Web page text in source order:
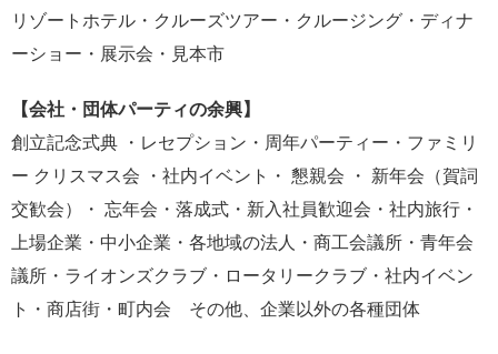
リゾートホテル・クルーズツアー・クルージング・ディナ
ーショー・展示会・見本市
【会社・団体パーティの余興】
創立記念式典 ・レセプション・周年パーティー・ファミリ
ー クリスマス会 ・社内イベント・ 懇親会 ・ 新年会（賀詞
交歓会）・ 忘年会・落成式・新入社員歓迎会・社内旅行・
上場企業・中小企業・各地域の法人・商工会議所・青年会
議所・ライオンズクラブ・ロータリークラブ・社内イベン
ト・商店街・町内会 その他、企業以外の各種団体